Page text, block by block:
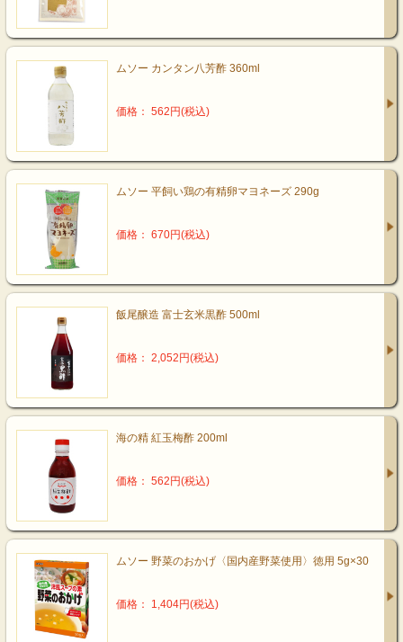
ムソー カンタン八芳酢 360ml
価格： 562円(税込)
ムソー 平飼い鶏の有精卵マヨネーズ 290g
価格： 670円(税込)
飯尾醸造 富士玄米黒酢 500ml
価格： 2,052円(税込)
海の精 紅玉梅酢 200ml
価格： 562円(税込)
ムソー 野菜のおかげ〈国内産野菜使用〉徳用 5g×30
価格： 1,404円(税込)